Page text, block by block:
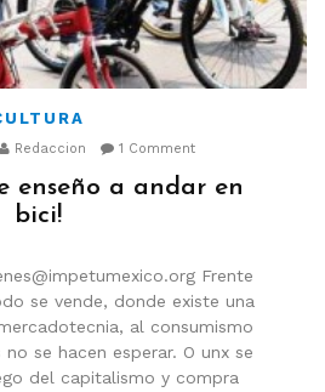
Redaccion 1 Comment
enseño a andar en
bici!
Frente
se vende, donde existe una
al consumismo
se hacen esperar. O unx se
del capitalismo y compra